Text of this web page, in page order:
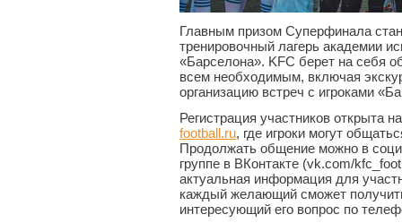
Главным призом Суперфинала
тренировочный лагерь академии
«Барселона». KFC берет на себя
всем необходимым, включая
организацию встреч с игроками
Регистрация участников открыта
football.ru, где игроки могут
Продолжать общение можно в
группе в ВКонтакте (vk.com/
актуальная информация для
каждый желающий сможет
интересующий его вопрос по